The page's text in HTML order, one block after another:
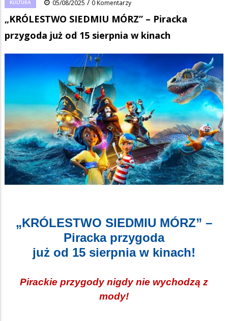
KULTURA 05/08/2025 / 0 Komentarzy
„KRÓLESTWO SIEDMIU MÓRZ” – Piracka
przygoda już od 15 sierpnia w kinach
„KRÓLESTWO SIEDMIU MÓRZ” –
Piracka przygoda
już od 15 sierpnia w kinach!
Pirackie przygody nigdy nie wychodzą z
mody!